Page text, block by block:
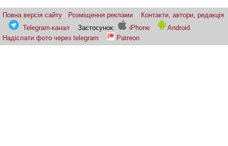
Повна версія сайту Розміщення реклами
Контакти, автори, редакція
Telegram-канал
Застосунок: iPhone
Android
Надіслати фото через telegram
Patreon